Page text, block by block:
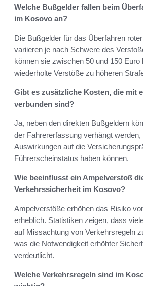
Welche Bußgelder fallen beim
im Kosovo an?
Die Bußgelder für das Überfahren
variieren je nach Schwere des
können sie zwischen 50 und 150 Euro
wiederholte Verstöße zu höheren
Gibt es zusätzliche Kosten, die mit
verbunden sind?
Ja, neben den direkten Bußgeldern
der Fahrererfassung verhängt werden,
Auswirkungen auf die
Führerscheinstatus haben können.
Wie beeinflusst ein Ampelverstoß
Verkehrssicherheit im Kosovo?
Ampelverstöße erhöhen das Risiko
erheblich. Statistiken zeigen, dass
auf Missachtung von Verkehrsregeln
was die Notwendigkeit erhöhter
verdeutlicht.
Welche Verkehrsregeln sind im